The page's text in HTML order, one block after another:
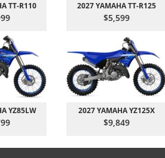
TT-R110 2027 YAMAHA TT-R125
$5,599
YZ85LW 2027 YAMAHA YZ125X
$9,849